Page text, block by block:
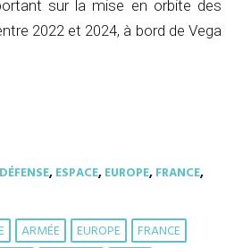
sur la mise en orbite des
2022 et 2024, à bord de Vega
DÉFENSE,ESPACE,EUROPE,FRANCE,
ARMÉE EUROPE
FRANCE